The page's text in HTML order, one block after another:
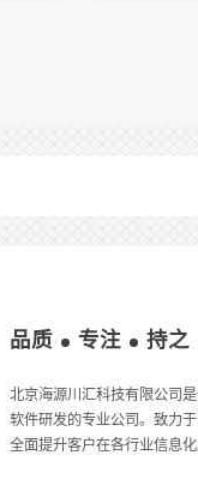
品质 专注 持之
北京海源川汇科技有限公司
软件研发的专业公司。致力
全面提升客户在各行业信息化